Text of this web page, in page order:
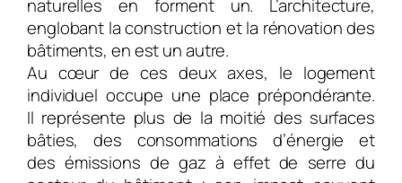
naturelles en forment un. L’architecture,
englobant la construction et la rénovation des
bâtiments, en est un autre.
Au cœur de ces deux axes, le logement
individuel occupe une place prépondérante.
Il représente plus de la moitié des surfaces
bâties, des consommations d’énergie et
des émissions de gaz à effet de serre du